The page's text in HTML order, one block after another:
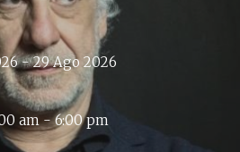
- 29 Ago 2026
am - 6:00 pm